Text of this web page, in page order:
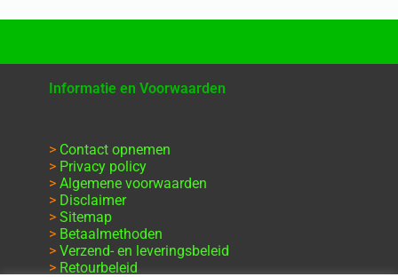
Informatie en Voorwaarden
> Contact opnemen
> Privacy policy
> Algemene voorwaarden
> Disclaimer
> Sitemap
> Betaalmethoden
> Verzend- en leveringsbeleid
> Retourbeleid